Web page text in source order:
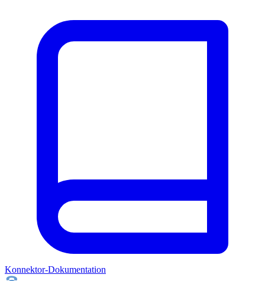
Konnektor-Dokumentation